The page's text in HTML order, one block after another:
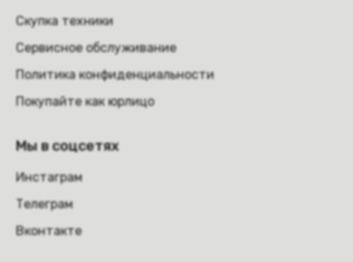
Скупка техники
Сервисное обслуживание
Политика конфиденциальности
Покупайте как юрлицо
Мы в соцсетях
Инстаграм
Телеграм
Вконтакте